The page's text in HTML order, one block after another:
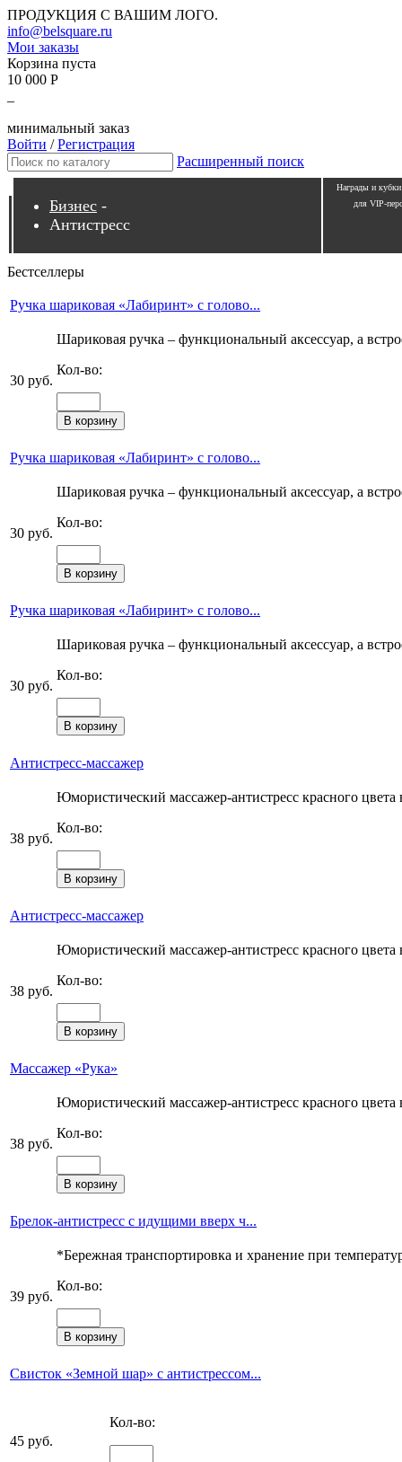
ПРОДУКЦИЯ С ВАШИМ ЛОГО.
info@belsquare.ru
Мои заказы
Корзина пуста
10 000 Р
минимальный заказ
Войти /Регистрация
Расширенный поиск
Бизнес -
Антистресс
Награды и кубки
для VIP-
Бестселлеры
Ручка шариковая «Лабиринт» с голово...
30 руб.
Шариковая ручка – функциональный аксессуар, а
Кол-во:
Ручка шариковая «Лабиринт» с голово...
30 руб.
Шариковая ручка – функциональный аксессуар, а
Кол-во:
Ручка шариковая «Лабиринт» с голово...
30 руб.
Шариковая ручка – функциональный аксессуар, а
Кол-во:
Антистресс-массажер
38 руб.
Юмористический массажер-антистресс красного
Кол-во:
Антистресс-массажер
38 руб.
Юмористический массажер-антистресс красного
Кол-во:
Массажер «Рука»
38 руб.
Юмористический массажер-антистресс красного
Кол-во:
Брелок-антистресс с идущими вверх ч...
39 руб.
*Бережная транспортировка и хранение при
Кол-во:
Свисток «Земной шар» с антистрессом...
45 руб.
Кол-во: